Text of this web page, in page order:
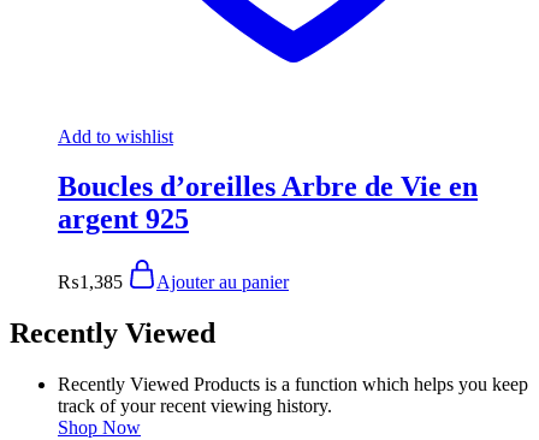
Add to wishlist
Boucles d’oreilles Arbre de Vie en
argent 925
₨1,385 Ajouter au panier
Recently Viewed
Recently Viewed Products is a function which helps you keep
track of your recent viewing history.
Shop Now